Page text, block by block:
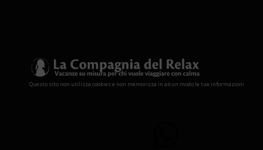
Questo sito non utilizza cookies e non memorizza in alcun modo le tue informazioni